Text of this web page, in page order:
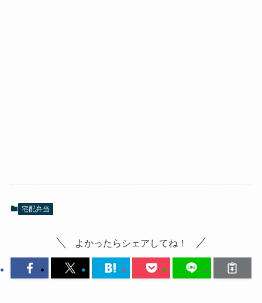
宅配弁当
よかったらシェアしてね！